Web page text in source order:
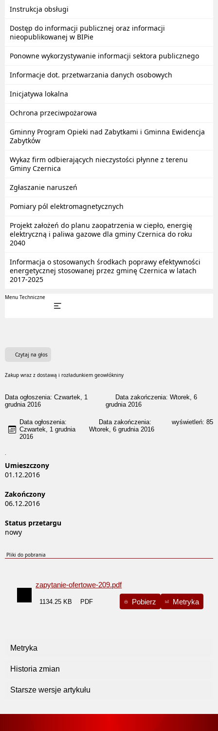
Instrukcja obsługi
Dostęp do informacji publicznej oraz informacji
nieopublikowanej w BIPie
Ponowne wykorzystywanie informacji sektora publicznego
Informacje dot. przetwarzania danych osobowych
Inicjatywa lokalna
Ochrona przeciwpożarowa
Gminny Program Opieki nad Zabytkami i Gminna Ewidencja
Zabytków
Wykaz firm odbierających nieczystości płynne z terenu
Gminy Czernica
Zgłaszanie naruszeń
Pomiary pól elektromagnetycznych
Projekt założeń do planu zaopatrzenia w ciepło, energię
elektryczną i paliwa gazowe dla gminy Czernica do roku
2040
Informacja o stosowanych środkach poprawy efektywności
energetycznej stosowanej przez gminę Czernica w latach
2017-2025
Menu Techniczne
Czytaj na głos
Zakup wraz z dostawą i rozładunkiem geowłókniny
Data ogłoszenia: Czwartek, 1
grudnia 2016
Data zakończenia: Wtorek, 6
grudnia 2016
Data ogłoszenia:
Czwartek, 1 grudnia
2016
Data zakończenia:
Wtorek, 6 grudnia 2016
wyświetleń: 85
Umieszczony
01.12.2016
Zakończony
06.12.2016
Status przetargu
nowy
Pliki do pobrania
zapytanie-ofertowe-209.pdf
1134.25 KB Pobierz Metryka
Metryka
Historia zmian
Starsze wersje artykułu